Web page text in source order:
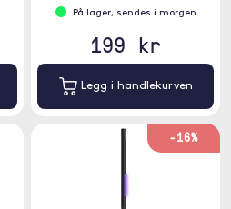
På lager, sendes i morgen
199 kr
Legg i handlekurven
-16%